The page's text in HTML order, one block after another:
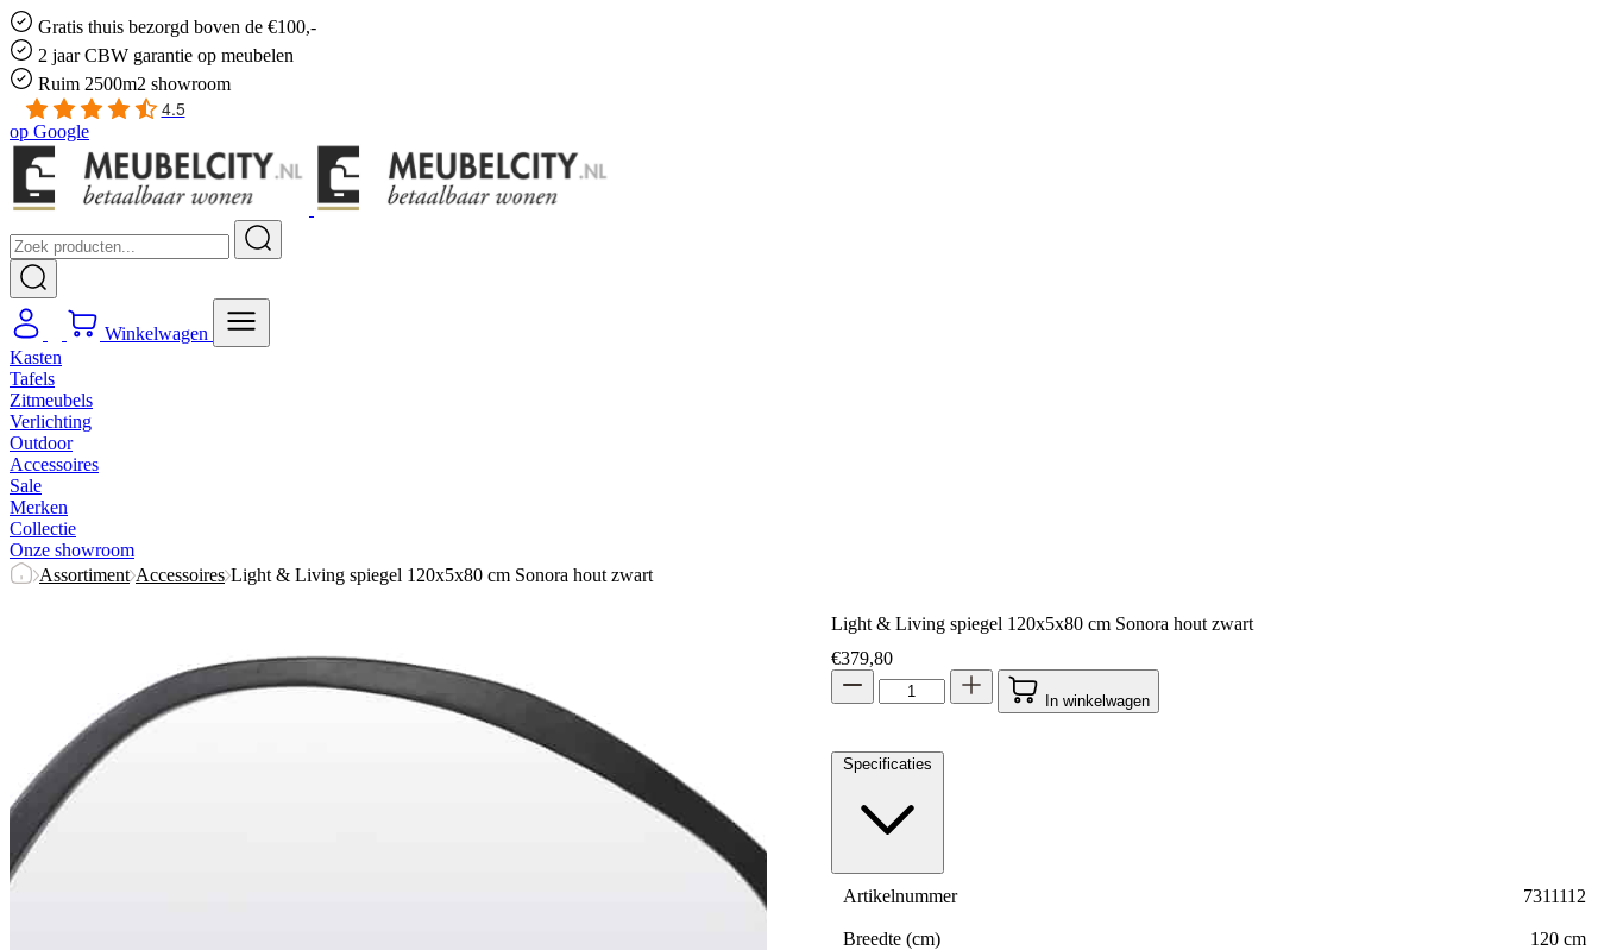
Gratis thuis bezorgd boven de €100,-
2 jaar CBW garantie op meubelen
Ruim 2500m2 showroom
4.5
op Google
Winkelwagen
Kasten
Tafels
Zitmeubels
Verlichting
Outdoor
Accessoires
Sale
Merken
Collectie
Onze showroom
Assortiment Accessoires Light & Living spiegel 120x5x80 cm Sonora hout zwart
Light & Living spiegel 120x5x80 cm Sonora hout zwart
€379,80
In winkelwagen
Specificaties
Artikelnummer 7311112
Breedte (cm) 120 cm